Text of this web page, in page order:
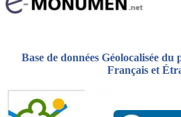
Base de données Géolocalisée
Français et